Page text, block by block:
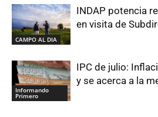
CAMPO AL DIA
INDAP potencia
en visita de
Informando
Primero
IPC de julio:
y se acerca a la